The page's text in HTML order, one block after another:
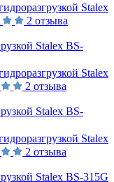
Stalex
2 отзыва
Stalex
2 отзыва
Stalex
2 отзыва